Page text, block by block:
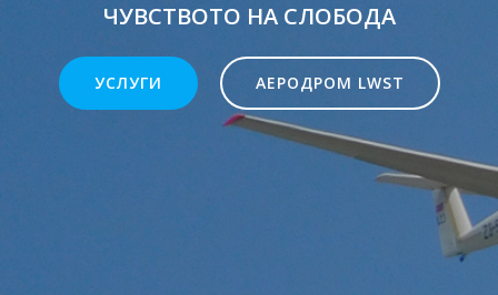
ЧУВСТВОТО НА СЛОБОДА
УСЛУГИ АЕРОДРОМ LWST